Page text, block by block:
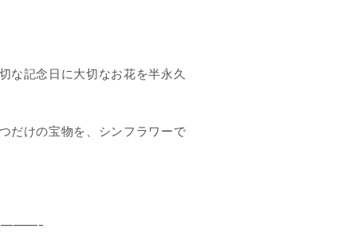
な記念日に大切なお花を半永久
だけの宝物を、シンフラワーで